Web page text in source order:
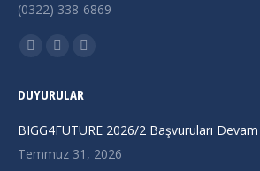
(0322) 338-6869
Find us on:
X
opens
in
Linkedin
opens
in
new
Instagram
opens
in
new
DUYURULAR
BIGG4FUTURE 2026/2 Başvuruları
Temmuz 31, 2026